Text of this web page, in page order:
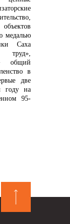
медалью
Саха
труд»,
общий
в
две
году на
95-